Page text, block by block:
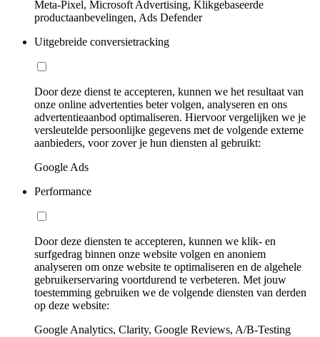
Meta-Pixel, Microsoft Advertising, Klikgebaseerde
productaanbevelingen, Ads Defender
Uitgebreide conversietracking
Door deze dienst te accepteren, kunnen we het resultaat van
onze online advertenties beter volgen, analyseren en ons
advertentieaanbod optimaliseren. Hiervoor vergelijken we je
versleutelde persoonlijke gegevens met de volgende externe
aanbieders, voor zover je hun diensten al gebruikt:
Google Ads
Performance
Door deze diensten te accepteren, kunnen we klik- en
surfgedrag binnen onze website volgen en anoniem
analyseren om onze website te optimaliseren en de algehele
gebruikerservaring voortdurend te verbeteren. Met jouw
toestemming gebruiken we de volgende diensten van derden
op deze website:
Google Analytics, Clarity, Google Reviews, A/B-Testing